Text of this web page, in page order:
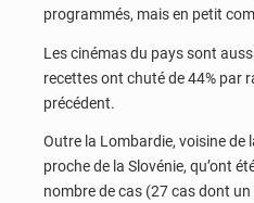
programmés, mais en petit
Les cinémas du pays sont
recettes ont chuté de 44% par
précédent.
Outre la Lombardie, voisine de
proche de la Slovénie, qu’ont
nombre de cas (27 cas dont